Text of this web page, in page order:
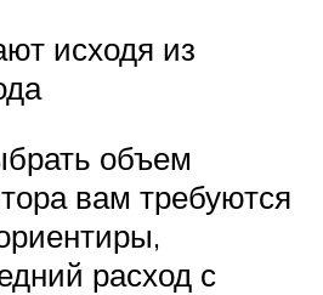
исходя из
объем
вам требуются
расход с